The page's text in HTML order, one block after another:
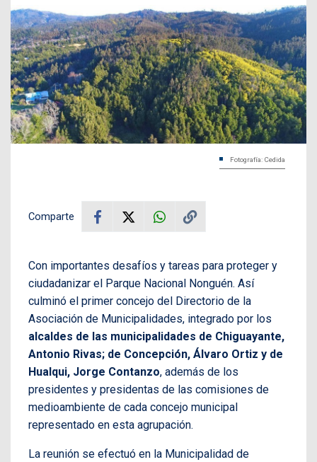
Fotografía: Cedida
Comparte
Con importantes desafíos y tareas para proteger y
ciudadanizar el Parque Nacional Nonguén. Así
culminó el primer concejo del Directorio de la
Asociación de Municipalidades, integrado por los
alcaldes de las municipalidades de Chiguayante,
Antonio Rivas; de Concepción, Álvaro Ortiz y de
Hualqui, Jorge Contanzo, además de los
presidentes y presidentas de las comisiones de
medioambiente de cada concejo municipal
representado en esta agrupación.
La reunión se efectuó en la Municipalidad de